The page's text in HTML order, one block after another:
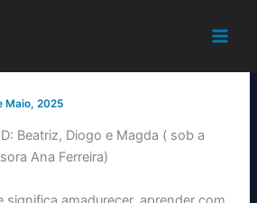
para ti seres
Maio, 2025
Beatriz, Diogo e Magda ( sob a
Ana Ferreira)